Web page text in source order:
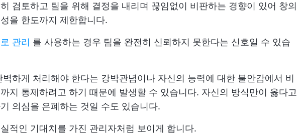
검토하고 팀을 위해 결정을 내리며 끊임없이 비판하는 경향이 있어 창의
을 한도까지 제한합니다.
관리 를 사용하는 경우 팀을 완전히 신뢰하지 못한다는 신호일 수 있습
하게 처리해야 한다는 강박관념이나 자신의 능력에 대한 불안감에서 비
지 통제하려고 하기 때문에 발생할 수 있습니다. 자신의 방식만이 옳다고
의심을 은폐하는 것일 수도 있습니다.
적인 기대치를 가진 관리자처럼 보이게 합니다.